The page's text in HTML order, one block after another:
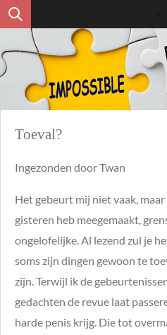
Ga
direct
naar
hoofdinhoud
Toeval?
Ingezonden door Twan
Het gebeurt mij niet vaak,
gisteren heb meegemaakt,
ongelofelijke. Al lezend zul je
soms zijn dingen gewoon te
zijn. Terwijl ik de
gedachten de revue laat
harde penis krijg. Die tot